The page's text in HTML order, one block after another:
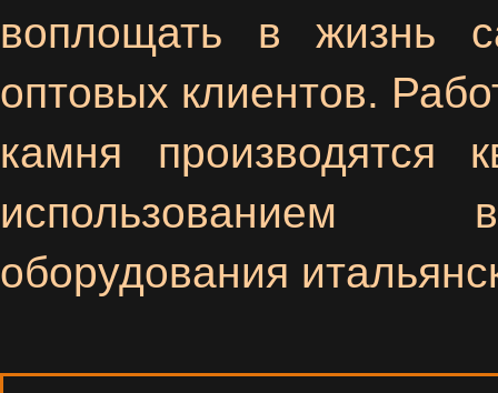
воплощать в жизнь
оптовых клиентов.
камня производятся
использованием
оборудования